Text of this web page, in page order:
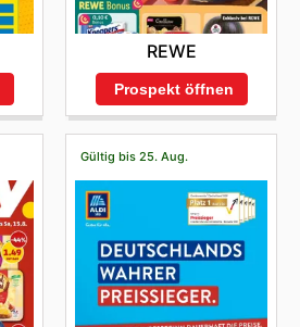
REWE
Prospekt öffnen
Gültig bis 25. Aug.